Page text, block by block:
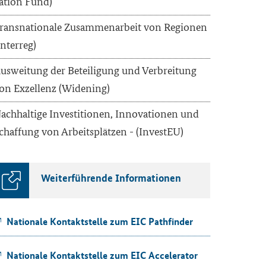
Zu­sam­men­ar­beit von Re­gio­nen
der Be­tei­li­gung und Ver­brei­tung
Ex­zel­lenz (Wi­de­ning)
In­ves­ti­tio­nen, In­no­va­tio­nen und
von Ar­beits­plät­zen - (In­ve­stEU)
Wei­ter­füh­ren­de In­for­ma­tio­nen
Na­tio­na­le Kon­takt­stel­le zum EIC Pathfinder
Na­tio­na­le Kon­takt­stel­le zum EIC Accelerator